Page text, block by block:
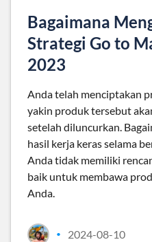
Bagaimana
Strategi Go to
2023
Anda telah menciptakan
yakin produk tersebut
setelah diluncurkan.
hasil kerja keras selama
Anda tidak memiliki
baik untuk membawa
Anda.
• 2024-08-10